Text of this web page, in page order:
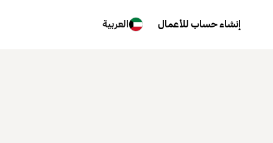
إنشاء حساب للأعمال العربية